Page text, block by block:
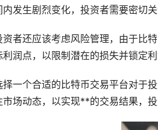
内发生剧烈变化，投资者需要密切
资者还应该考虑风险管理，由于比
润点，以限制潜在的损失并锁定利
择一个合适的比特币交易平台对于
市场动态，以实现**的交易结果，